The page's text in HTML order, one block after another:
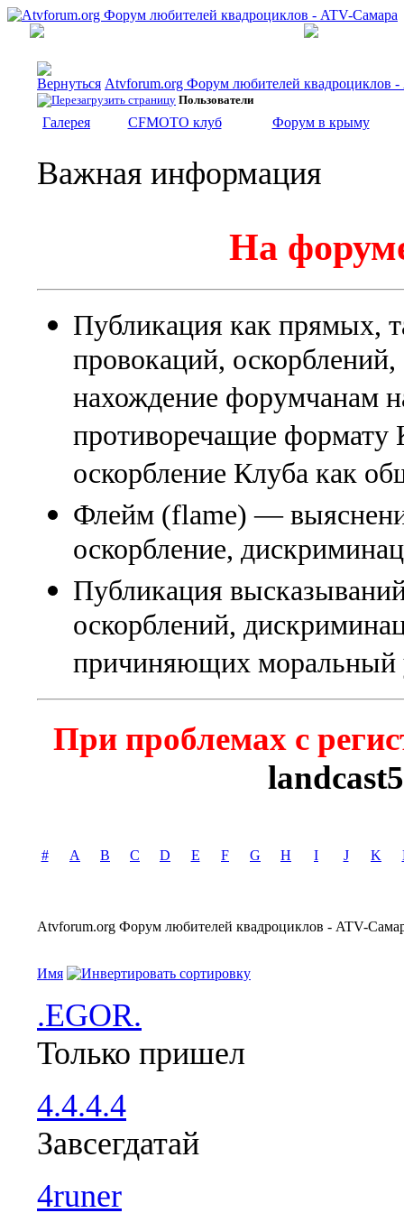
Atvforum.org Форум любителей квадроциклов
Пользователи
Галерея CFMOTO клуб Форум в крыму
Важная информация
На
Публикация как прямых,
провокаций,
нахождение форумчанам
противоречащие формату
оскорбление Клуба как
Флейм (flame) —
оскорбление,
Публикация
оскорблений,
причиняющих моральный
При проблемах с
# A B C D E F G H I J K
Atvforum.org Форум любителей квадроциклов - ATV-
Имя
.EGOR.
Только пришел
4.4.4.4
Завсегдатай
4runer